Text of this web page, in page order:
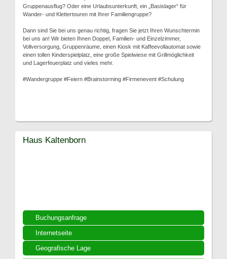
Gruppenausflug? Oder eine Urlaubsunterkunft, ein „Basislager“ für
Wander- und Klettertouren mit Ihrer Familiengruppe?
Dann sind Sie bei uns genau richtig, fragen Sie jetzt Ihren Wunschtermin
bei uns an! Wir bieten Ihnen Doppel, Familien- und Einzelzimmer,
Vollversorgung, Gruppenräume, einen Kiosk mit Kaffeevollautomat sowie
einen tollen Kinderspielplatz, eine große Spielwiese mit Grillmöglichkeit
und Lagerfeuerplatz und vieles mehr.
#Wandergruppe #Feiern #Brainstorming #Firmenevent #Schulung
Buchungsanfrage
Internetseite
Geografische Lage
Haus Kaltenborn